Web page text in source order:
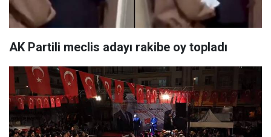
AK Partili meclis adayı rakibe oy topladı